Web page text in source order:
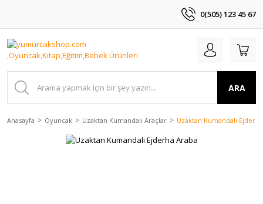
0(505) 123 45 67
ARA
Anasayfa Oyuncak Uzaktan Kumandalı Araçlar Uzaktan Kumandalı